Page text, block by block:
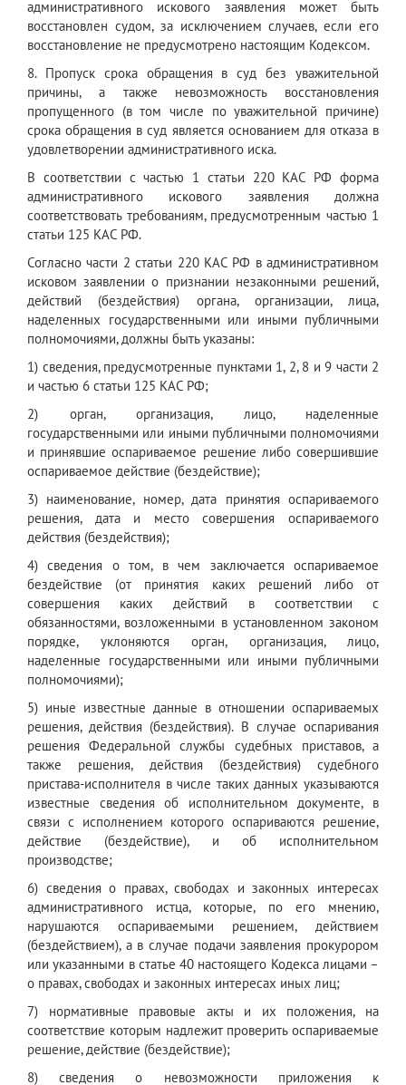
административного искового заявления может быть
восстановлен судом, за исключением случаев, если его
восстановление не предусмотрено настоящим Кодексом.
8. Пропуск срока обращения в суд без уважительной
причины, а также невозможность восстановления
пропущенного (в том числе по уважительной причине)
срока обращения в суд является основанием для отказа в
удовлетворении административного иска.
В соответствии с частью 1 статьи 220 КАС РФ форма
административного искового заявления должна
соответствовать требованиям, предусмотренным частью 1
статьи 125 КАС РФ.
Согласно части 2 статьи 220 КАС РФ в административном
исковом заявлении о признании незаконными решений,
действий (бездействия) органа, организации, лица,
наделенных государственными или иными публичными
полномочиями, должны быть указаны:
1) сведения, предусмотренные пунктами 1, 2, 8 и 9 части 2
и частью 6 статьи 125 КАС РФ;
2) орган, организация, лицо, наделенные
государственными или иными публичными полномочиями
и принявшие оспариваемое решение либо совершившие
оспариваемое действие (бездействие);
3) наименование, номер, дата принятия оспариваемого
решения, дата и место совершения оспариваемого
действия (бездействия);
4) сведения о том, в чем заключается оспариваемое
бездействие (от принятия каких решений либо от
совершения каких действий в соответствии с
обязанностями, возложенными в установленном законом
порядке, уклоняются орган, организация, лицо,
наделенные государственными или иными публичными
полномочиями);
5) иные известные данные в отношении оспариваемых
решения, действия (бездействия). В случае оспаривания
решения Федеральной службы судебных приставов, а
также решения, действия (бездействия) судебного
пристава-исполнителя в числе таких данных указываются
известные сведения об исполнительном документе, в
связи с исполнением которого оспариваются решение,
действие (бездействие), и об исполнительном
производстве;
6) сведения о правах, свободах и законных интересах
административного истца, которые, по его мнению,
нарушаются оспариваемыми решением, действием
(бездействием), а в случае подачи заявления прокурором
или указанными в статье 40 настоящего Кодекса лицами –
о правах, свободах и законных интересах иных лиц;
7) нормативные правовые акты и их положения, на
соответствие которым надлежит проверить оспариваемые
решение, действие (бездействие);
8) сведения о невозможности приложения к